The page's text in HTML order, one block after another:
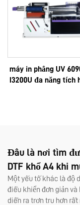
máy in phẳng UV
I3200U đa năng tích
Đâu là nơi tìm
DTF khổ A4 khi
Một yếu tố khác là độ
điều khiển đơn giản
diễn ra trơn tru hơn